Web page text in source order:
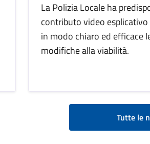
La Polizia Locale ha
contributo video
in modo chiaro ed efficace
modifiche alla viabilità.
Tutte le